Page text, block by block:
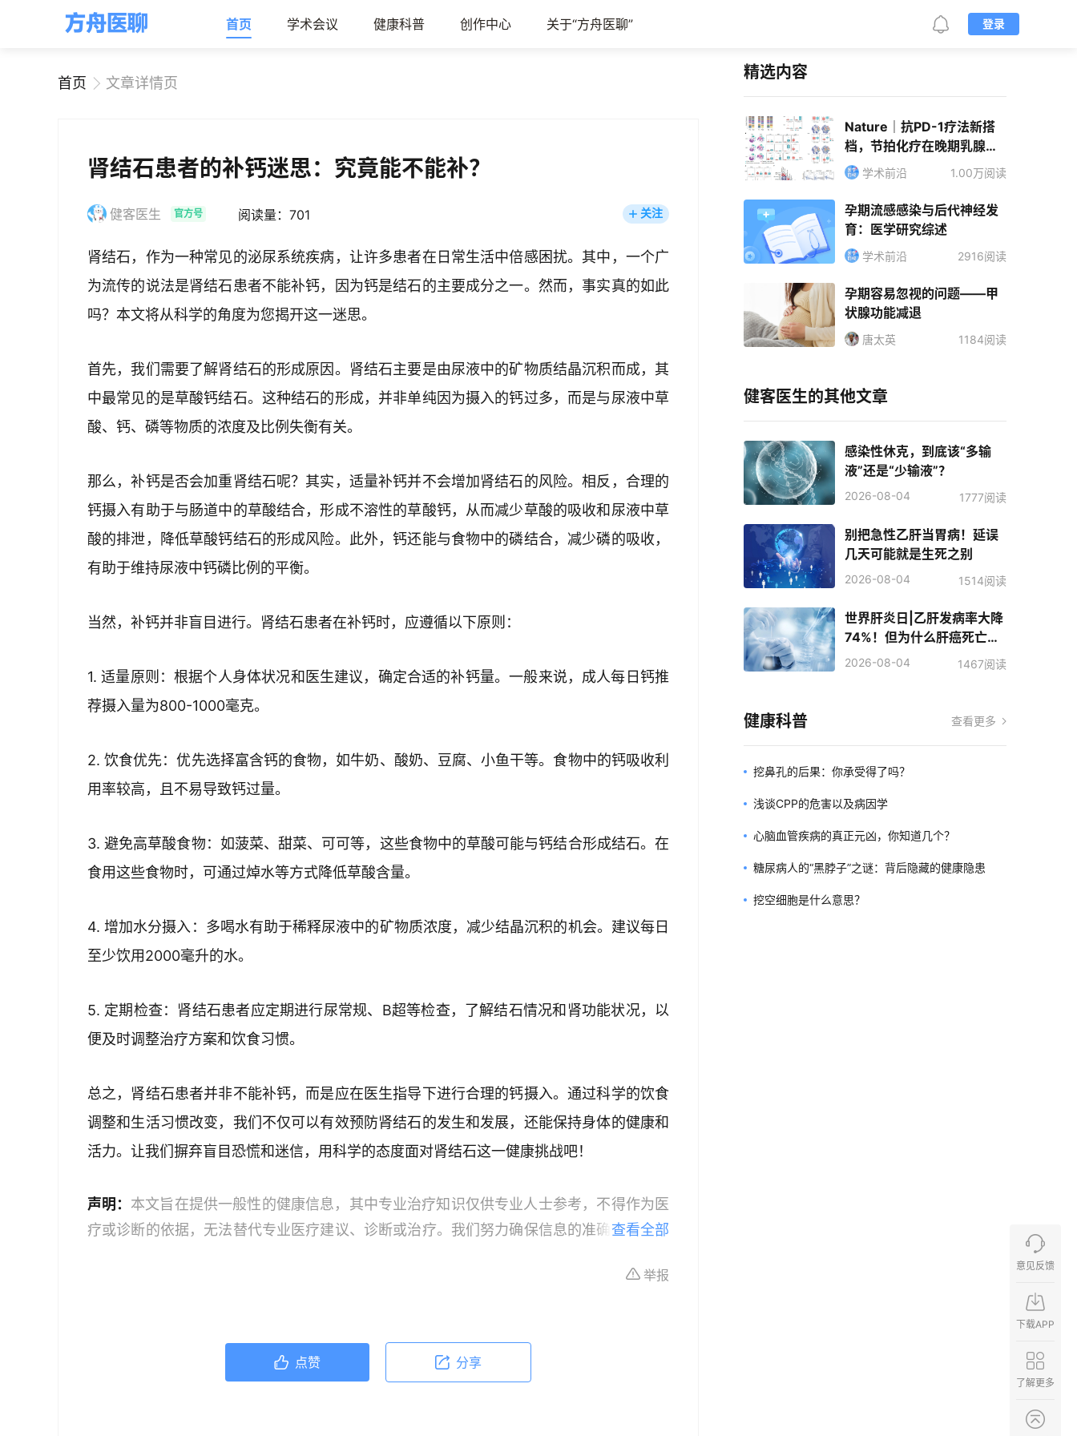
首页 学术会议 健康科普 创作中心 关于“方舟医聊” 登录
首页 文章详情页
肾结石患者的补钙迷思：究竟能不能补？
健客医生 官方号 阅读量：701 关注
肾结石，作为一种常见的泌尿系统疾病，让许多患者在日常生活中倍感困扰。其中，一个广
为流传的说法是肾结石患者不能补钙，因为钙是结石的主要成分之一。然而，事实真的如此
吗？本文将从科学的角度为您揭开这一迷思。
首先，我们需要了解肾结石的形成原因。肾结石主要是由尿液中的矿物质结晶沉积而成，其
中最常见的是草酸钙结石。这种结石的形成，并非单纯因为摄入的钙过多，而是与尿液中草
酸、钙、磷等物质的浓度及比例失衡有关。
那么，补钙是否会加重肾结石呢？其实，适量补钙并不会增加肾结石的风险。相反，合理的
钙摄入有助于与肠道中的草酸结合，形成不溶性的草酸钙，从而减少草酸的吸收和尿液中草
酸的排泄，降低草酸钙结石的形成风险。此外，钙还能与食物中的磷结合，减少磷的吸收，
有助于维持尿液中钙磷比例的平衡。
当然，补钙并非盲目进行。肾结石患者在补钙时，应遵循以下原则：
1. 适量原则：根据个人身体状况和医生建议，确定合适的补钙量。一般来说，成人每日钙推
荐摄入量为800-1000毫克。
2. 饮食优先：优先选择富含钙的食物，如牛奶、酸奶、豆腐、小鱼干等。食物中的钙吸收利
用率较高，且不易导致钙过量。
3. 避免高草酸食物：如菠菜、甜菜、可可等，这些食物中的草酸可能与钙结合形成结石。在
食用这些食物时，可通过焯水等方式降低草酸含量。
4. 增加水分摄入：多喝水有助于稀释尿液中的矿物质浓度，减少结晶沉积的机会。建议每日
至少饮用2000毫升的水。
5. 定期检查：肾结石患者应定期进行尿常规、B超等检查，了解结石情况和肾功能状况，以
便及时调整治疗方案和饮食习惯。
总之，肾结石患者并非不能补钙，而是应在医生指导下进行合理的钙摄入。通过科学的饮食
调整和生活习惯改变，我们不仅可以有效预防肾结石的发生和发展，还能保持身体的健康和
活力。让我们摒弃盲目恐慌和迷信，用科学的态度面对肾结石这一健康挑战吧！
声明： 本文旨在提供一般性的健康信息，其中专业治疗知识仅供专业人士参考，不得作为医
疗或诊断的依据，无法替代专业医疗建议、诊断或治疗。我们努力确保信息的准确性，但本
策时，应咨询合格的医疗专业人员。对于依据本文内容采取的任何行动，本文作者、出版方
查看全部
举报
点赞 分享
精选内容
Nature｜抗PD-1疗法新搭
档，节拍化疗在晚期乳腺癌
的治疗效果超预期
学术前沿 1.00万阅读
孕期流感感染与后代神经发
育：医学研究综述
学术前沿 2916阅读
孕期容易忽视的问题——甲
状腺功能减退
唐太英 1184阅读
健客医生的其他文章
感染性休克，到底该“多输
液”还是“少输液”？
2026-08-04 1777阅读
别把急性乙肝当胃病！延误
几天可能就是生死之别
2026-08-04 1514阅读
世界肝炎日|乙肝发病率大降
74%！但为什么肝癌死亡人
数反而增加了？
2026-08-04 1467阅读
健康科普 查看更多
挖鼻孔的后果：你承受得了吗？
浅谈CPP的危害以及病因学
心脑血管疾病的真正元凶，你知道几个？
糖尿病人的“黑脖子”之谜：背后隐藏的健康隐患
挖空细胞是什么意思？
意见反馈
下载APP
了解更多